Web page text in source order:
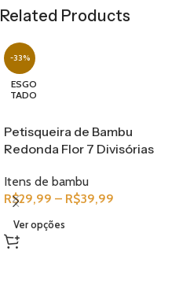
Related Products
-33%
ESGO
TADO
Petisqueira de Bambu
Redonda Flor 7 Divisórias
Itens de bambu
R$29,99 – R$39,99
Ver opções